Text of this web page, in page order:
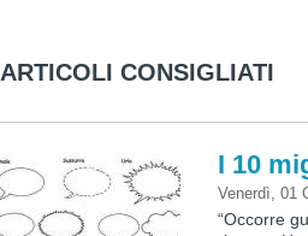
ARTICOLI CONSIGLIATI
I 10
Venerdì, 01
“Occorre